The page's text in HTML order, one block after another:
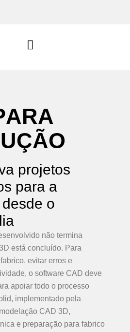
ARA
UÇÃO
projetos
para a
o
não termina
está concluído. Para
evitar erros e
o software CAD deve
apoiar todo o processo
implementado pela
CAD 3D,
e preparação para fabrico